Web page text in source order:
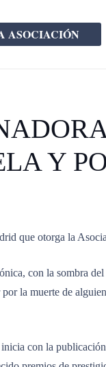
ASOCIACIÓN
Y
que otorga la
con la sombra
la muerte de
con la